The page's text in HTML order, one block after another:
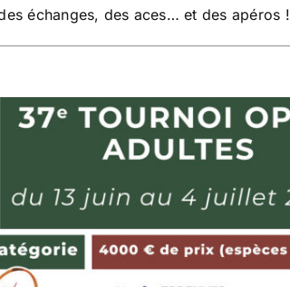
échanges, des aces… et des apéros !